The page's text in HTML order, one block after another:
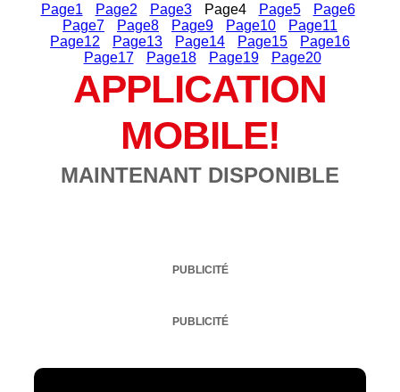
Page1 Page2 Page3 Page4 Page5 Page6
Page7 Page8 Page9 Page10 Page11
Page12 Page13 Page14 Page15 Page16
Page17 Page18 Page19 Page20
APPLICATION
MOBILE!
MAINTENANT DISPONIBLE
PUBLICITÉ
PUBLICITÉ